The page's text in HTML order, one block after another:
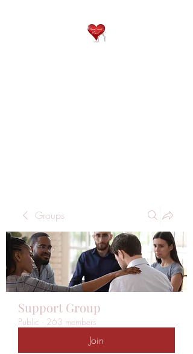
Groups
Support Group
Public · 263 members
Join